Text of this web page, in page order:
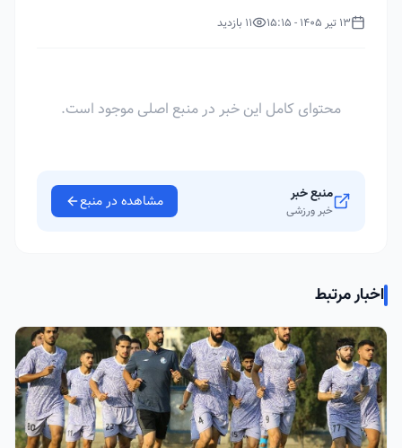
13 تیر 1405 - 15:15 11 بازدید
محتوای کامل این خبر در منبع اصلی موجود است.
منبع خبر
خبر ورزشی مشاهده در منبع
اخبار مرتبط